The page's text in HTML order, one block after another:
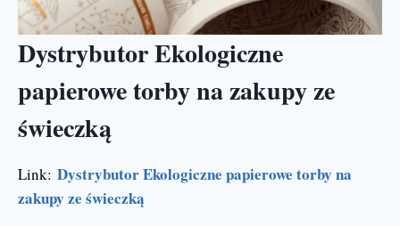
Dystrybutor Ekologiczne
papierowe torby na zakupy ze
świeczką
Link: Dystrybutor Ekologiczne papierowe torby na
zakupy ze świeczką